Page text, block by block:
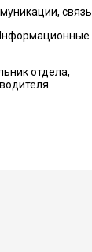
связь
отдела,